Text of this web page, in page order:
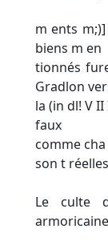
m ents
biens m en­
tionnés
Gradlon
la (in dl! V
faux
comme
son t
Le culte
armoricaine